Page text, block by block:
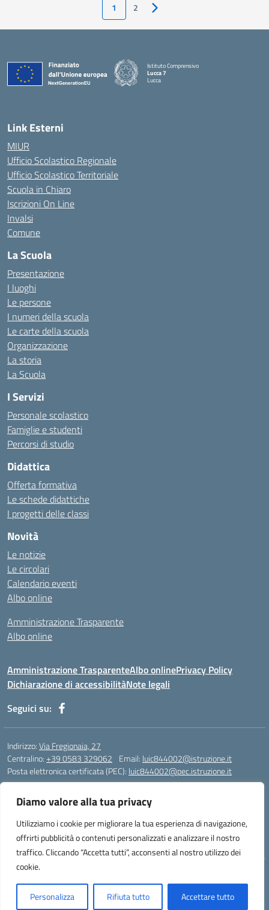
Diamo valore alla tua privacy
Utilizziamo i cookie per migliorare la tua esperienza di navigazione,
offrirti pubblicità o contenuti personalizzati e analizzare il nostro
traffico. Cliccando “Accetta tutti”, acconsenti al nostro utilizzo dei
cookie.
Personalizza Rifiuta tutto Accettare tutto
1 2 Pagina successiva
Istituto Comprensivo
Lucca 7
Lucca
Link Esterni
MIUR
Ufficio Scolastico Regionale
Ufficio Scolastico Territoriale
Scuola in Chiaro
Iscrizioni On Line
Invalsi
Comune
La Scuola
Presentazione
I luoghi
Le persone
I numeri della scuola
Le carte della scuola
Organizzazione
La storia
La Scuola
I Servizi
Personale scolastico
Famiglie e studenti
Percorsi di studio
Didattica
Offerta formativa
Le schede didattiche
I progetti delle classi
Novità
Le notizie
Le circolari
Calendario eventi
Albo online
Amministrazione Trasparente
Albo online
Amministrazione TrasparenteAlbo onlinePrivacy Policy
Dichiarazione di accessibilitàNote legali
Seguici su:
Indirizzo:Via Fregionaia, 27
Centralino:+39 0583 329062 Email: luic844002@istruzione.it
Posta elettronica certificata (PEC): luic844002@pec.istruzione.it
Codice meccanografico:luic844002
Codice Indice delle Pubbliche Amministrazioni (IPA): istsc_luic844002
Codice unico di fatturazione (CUF): UF76KO